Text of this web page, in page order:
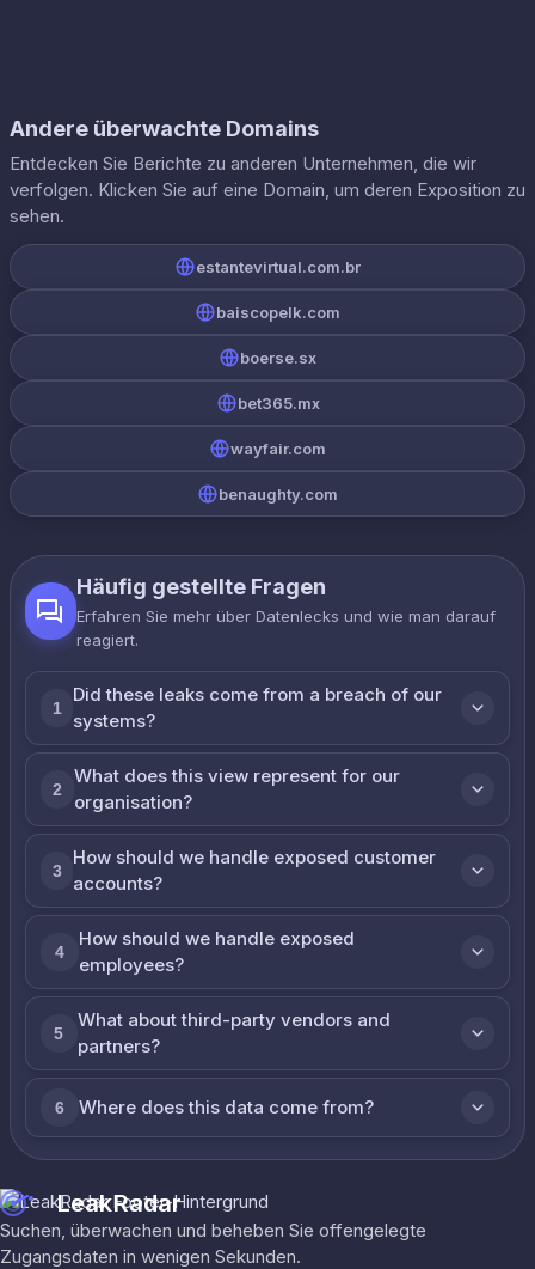
Andere überwachte Domains
Entdecken Sie Berichte zu anderen Unternehmen, die wir
verfolgen. Klicken Sie auf eine Domain, um deren Exposition zu
sehen.
estantevirtual.com.br
baiscopelk.com
boerse.sx
bet365.mx
wayfair.com
benaughty.com
Häufig gestellte Fragen
Erfahren Sie mehr über Datenlecks und wie man darauf
reagiert.
1
Did these leaks come from a breach of our
systems?
2
What does this view represent for our
organisation?
3
How should we handle exposed customer
accounts?
4
How should we handle exposed
employees?
5
What about third-party vendors and
partners?
6 Where does this data come from?
LeakRadar
Suchen, überwachen und beheben Sie offengelegte
Zugangsdaten in wenigen Sekunden.